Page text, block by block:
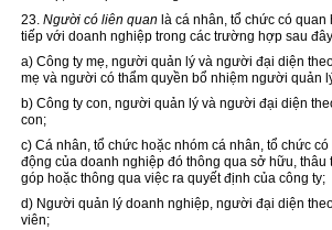
23.Người có liên quan là cá nhân, tổ chức có
tiếp với doanh nghiệp trong các trường hợp sau
a) Công ty mẹ, người quản lý và người đại diện
mẹ và người có thẩm quyền bổ nhiệm người quản
b) Công ty con, người quản lý và người đại diện
con;
c) Cá nhân, tổ chức hoặc nhóm cá nhân, tổ chức
động của doanh nghiệp đó thông qua sở hữu, thâu
góp hoặc thông qua việc ra quyết định của công ty;
d) Người quản lý doanh nghiệp, người đại diện
viên;